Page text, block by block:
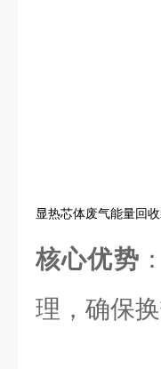
显热芯体废气能量回
核心优势
理，确保